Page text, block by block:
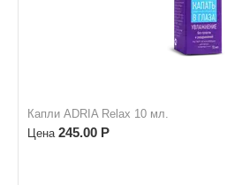
Капли ADRIA Relax 10 мл.
Цена 245.00 Р